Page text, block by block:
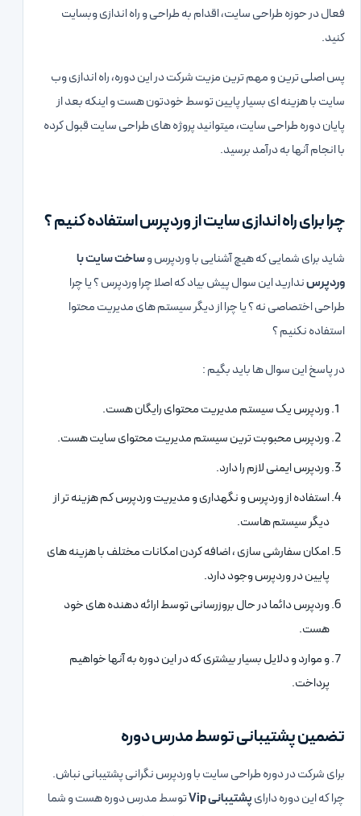
فعال در حوزه طراحی سایت، اقدام به طراحی و راه اندازی وبسایت
کنید.
پس اصلی ترین و مهم ترین مزیت شرکت در این دوره، راه اندازی وب
سایت با هزینه ای بسیار پایین توسط خودتون هست و اینکه بعد از
پایان دوره طراحی سایت، میتوانید پروژه های طراحی سایت قبول کرده
با انجام آنها به درآمد برسید.
چرا برای راه اندازی سایت از وردپرس استفاده کنیم ؟
شاید برای شمایی که هیچ آشنایی با وردپرس وساخت سایت با
وردپرسندارید این سوال پیش بیاد که اصلا چرا وردپرس ؟ یا چرا
طراحی اختصاصی نه ؟ یا چرا از دیگر سیستم های مدیریت محتوا
استفاده نکنیم ؟
در پاسخ این سوال ها باید بگیم :
وردپرس یک سیستم مدیریت محتوای رایگان هست.
وردپرس محبوبت ترین سیستم مدیریت محتوای سایت هست.
وردپرس ایمنی لازم را دارد.
استفاده از وردپرس و نگهداری و مدیریت وردپرس کم هزینه تر از
دیگر سیستم هاست.
امکان سفارشی سازی ، اضافه کردن امکانات مختلف با هزینه های
پایین در وردپرس وجود دارد.
وردپرس دائما در حال بروزرسانی توسط ارائه دهنده های خود
هست.
و موارد و دلایل بسیار بیشتری که در این دوره به آنها خواهیم
پرداخت.
تضمین پشتیبانی توسط مدرس دوره
برای شرکت در دوره طراحی سایت با وردپرس نگرانی پشتیبانی نباش.
چرا که این دوره دارایپشتیبانی Vip
توسط مدرس دوره هست و شما